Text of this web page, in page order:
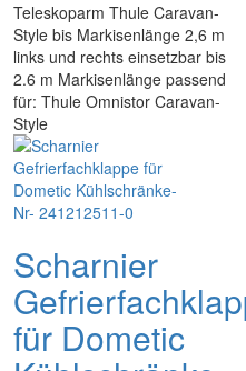
Teleskoparm Thule Caravan-
Style bis Markisenlänge 2,6 m
links und rechts einsetzbar bis
2.6 m Markisenlänge passend
für: Thule Omnistor Caravan-
Style
Scharnier
für Dometic